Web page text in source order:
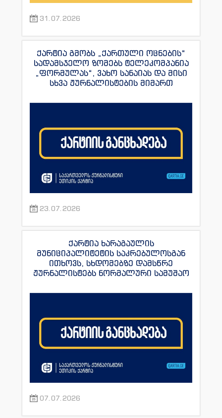
31.07.2026
ქარტია გმობს „ქართული ოცნების“
სადამსჯელო ზომებს ტელეკომპანია
„ფორმულას“, ვახო სანაიას და მისი
სხვა ჟურნალისტების მიმართ
23.07.2026
ქარტია ხარაგაულის
მუნიციპალიტეტის საკრებულოსგან
ითხოვს, სხდომებზე დამსწრე
ჟურნალისტებს ნორმალური სამუშაო
07.07.2026